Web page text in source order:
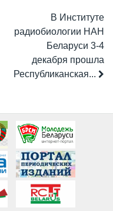
В Институте
радиобиологии НАН
Беларуси 3-4
декабря прошла
Республиканская...